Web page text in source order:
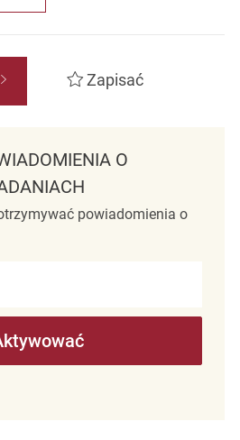
Zapisać
O
powiadomienia o